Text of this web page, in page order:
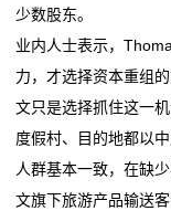
少数股东。
业内人士表示，
力，才选择资本重组
文只是选择抓住这一
度假村、目的地都以
人群基本一致，在缺
文旗下旅游产品输送客